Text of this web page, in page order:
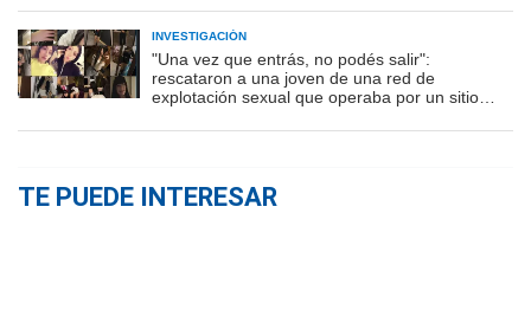
INVESTIGACIÓN
"Una vez que entrás, no podés salir":
rescataron a una joven de una red de
explotación sexual que operaba por un sitio
TE PUEDE INTERESAR